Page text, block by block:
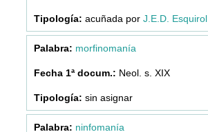
acuñada por J.E.D. Esquirol
morfinomanía
Neol. s. XIX
sin asignar
ninfomanía